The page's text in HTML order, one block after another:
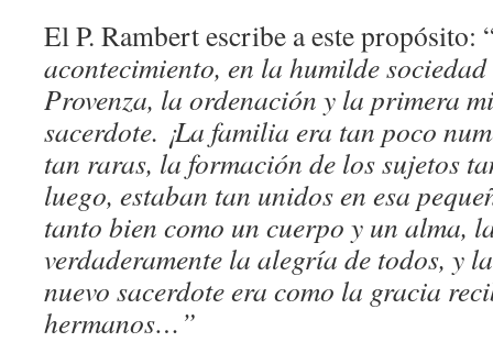
El P. Rambert escribe a este propósito:
acontecimiento, en la humilde
Provenza, la ordenación y la primera
sacerdote. ¡La familia era tan poco
tan raras, la formación de los sujetos
luego, estaban tan unidos en esa
tanto bien como un cuerpo y un alma,
verdaderamente la alegría de todos, y
nuevo sacerdote era como la gracia
hermanos…”